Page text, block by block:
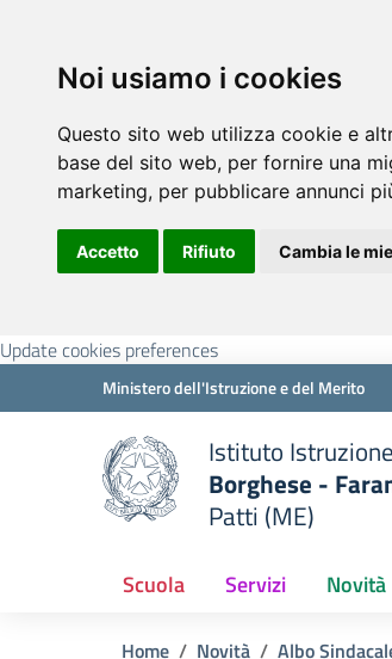
Noi usiamo i cookies
Questo sito web utilizza cookie e
base del sito web, per fornire una
marketing, per pubblicare annunci
Accetto Rifiuto Cambia le
Update cookies preferences
Ministero dell'Istruzione e del Merito
Istituto
Borghese -
Patti (ME)
Scuola Servizi Novità
Home Novità Albo